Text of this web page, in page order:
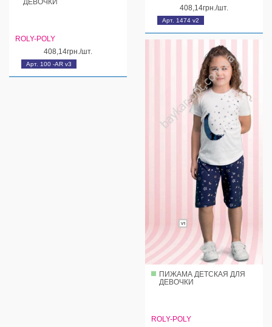
Арт. 100 -AR v3
ROLY-POLY
408,14грн./шт.
Арт. 1474 v2
408,14грн./шт.
ПИЖАМА ДЕТСКАЯ ДЛЯ
ДЕВОЧКИ
ROLY-POLY